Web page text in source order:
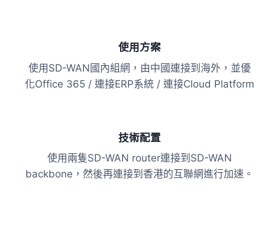
使用方案
使用SD-WAN國內組網，由中國連接到海外，並優
化Office 365 / 連接ERP系統 / 連接Cloud Platform
技術配置
使用兩隻SD-WAN router連接到SD-WAN
backbone，然後再連接到香港的互聯網進行加速。